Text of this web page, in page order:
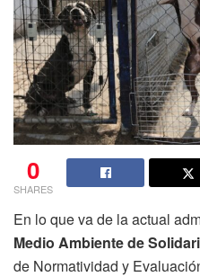
0
SHARES
En lo que va de la actual
Medio Ambiente de
de Normatividad y